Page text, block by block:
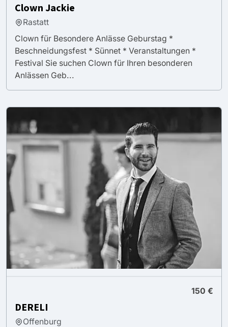
Clown Jackie
Rastatt
Clown für Besondere Anlässe Geburstag *
Beschneidungsfest * Sünnet * Veranstaltungen *
Festival Sie suchen Clown für Ihren besonderen
Anlässen Geb...
150 €
DERELI
Offenburg